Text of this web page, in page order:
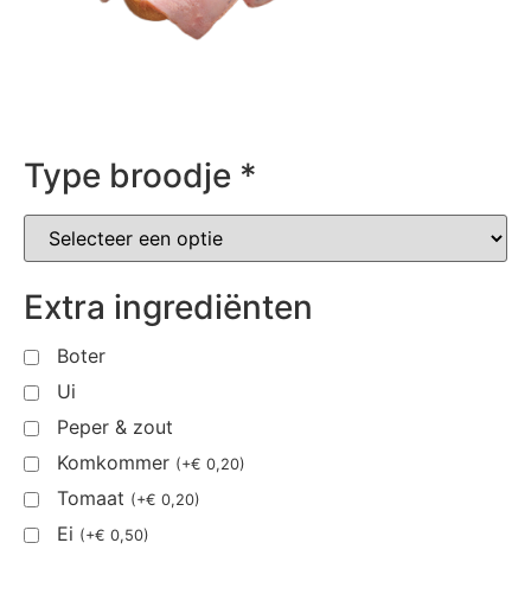
Type broodje *
Extra ingrediënten
Boter
Ui
Peper & zout
Komkommer (+€ 0,20)
Tomaat (+€ 0,20)
Ei (+€ 0,50)